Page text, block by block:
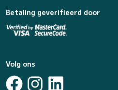
Betaling geverifieerd door
Volg ons